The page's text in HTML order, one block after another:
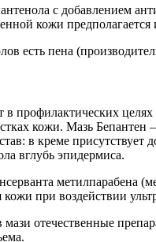
с добавлением
кожи
есть пена
профилактических
кожи. Мазь
в креме
вглубь эпидермиса.
метилпарабена
при воздействии
отечественные